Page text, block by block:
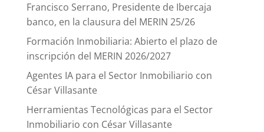
Francisco Serrano, Presidente de Ibercaja
banco, en la clausura del MERIN 25/26
Formación Inmobiliaria: Abierto el plazo de
inscripción del MERIN 2026/2027
Agentes IA para el Sector Inmobiliario con
César Villasante
Herramientas Tecnológicas para el Sector
Inmobiliario con César Villasante